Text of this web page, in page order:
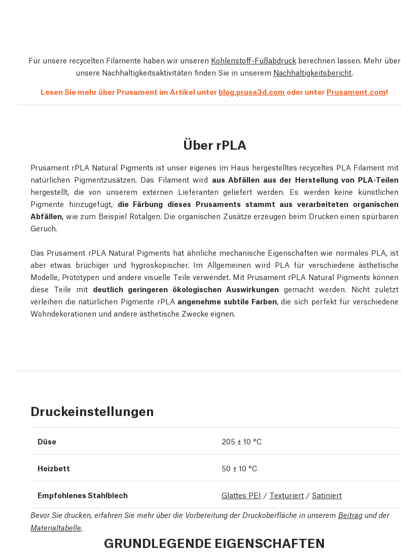
Für unsere recycelten Filamente haben wir unseren Kohlenstoff-Fußabdruck berechnen lassen. Mehr über
unsere Nachhaltigkeitsaktivitäten finden Sie in unserem Nachhaltigkeitsbericht
Lesen Sie mehr über Prusament im Artikel unter blog.prusa3d.com oder unter Prusament.com!
Über rPLA
Prusament rPLA Natural Pigments ist unser eigenes im Haus hergestelltes recyceltes PLA Filament mit
natürlichen Pigmentzusätzen. Das Filament wird aus Abfällen aus der Herstellung von PLA-Teilen
hergestellt, die von unserem externen Lieferanten geliefert werden. Es werden keine künstlichen
Pigmente hinzugefügt, die Färbung dieses Prusaments stammt aus verarbeiteten organischen
Abfällen , wie zum Beispiel Rotalgen. Die organischen Zusätze erzeugen beim Drucken einen spürbaren
Geruch.
Das Prusament rPLA Natural Pigments hat ähnliche mechanische Eigenschaften wie normales PLA, ist
aber etwas brüchiger und hygroskopischer. Im Allgemeinen wird PLA für verschiedene ästhetische
Modelle, Prototypen und andere visuelle Teile verwendet. Mit Prusament rPLA Natural Pigments können
diese Teile mit deutlich geringeren ökologischen Auswirkungen gemacht werden. Nicht zuletzt
verleihen die natürlichen Pigmente rPLA angenehme subtile Farben, die sich perfekt für verschiedene
Wohndekorationen und andere ästhetische Zwecke eignen.
Druckeinstellungen
Düse 205 ± 10 °C
Heizbett 50 ± 10 °C
Empfohlenes Stahlblech Glattes PEI / Texturiert / Satiniert
Bevor Sie drucken, erfahren Sie mehr über die Vorbereitung der Druckoberfläche in unserem Beitrag und der
Materialtabelle
GRUNDLEGENDE EIGENSCHAFTEN